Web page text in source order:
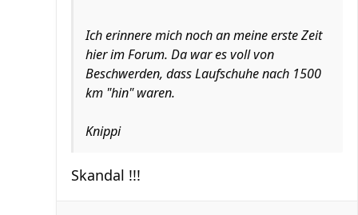
Ich erinnere mich noch an meine erste Zeit
hier im Forum. Da war es voll von
Beschwerden, dass Laufschuhe nach 1500
km "hin" waren.
Knippi
Skandal !!!